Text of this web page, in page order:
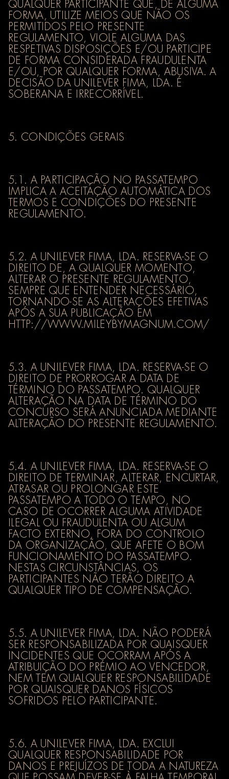
QUALQUER PARTICIPANTE QUE, DE ALGUMA
FORMA, UTILIZE MEIOS QUE NÃO OS
PERMITIDOS PELO PRESENTE
REGULAMENTO, VIOLE ALGUMA DAS
RESPETIVAS DISPOSIÇÕES E/OU PARTICIPE
DE FORMA CONSIDERADA FRAUDULENTA
E/OU, POR QUALQUER FORMA, ABUSIVA. A
DECISÃO DA UNILEVER FIMA, LDA. É
SOBERANA E IRRECORRÍVEL.
5. CONDIÇÕES GERAIS
5.1. A PARTICIPAÇÃO NO PASSATEMPO
IMPLICA A ACEITAÇÃO AUTOMÁTICA DOS
TERMOS E CONDIÇÕES DO PRESENTE
REGULAMENTO.
5.2. A UNILEVER FIMA, LDA. RESERVA-SE O
DIREITO DE, A QUALQUER MOMENTO,
ALTERAR O PRESENTE REGULAMENTO,
SEMPRE QUE ENTENDER NECESSÁRIO,
TORNANDO-SE AS ALTERAÇÕES EFETIVAS
APÓS A SUA PUBLICAÇÃO EM
HTTP://WWW.MILEYBYMAGNUM.COM/
5.3. A UNILEVER FIMA, LDA. RESERVA-SE O
DIREITO DE PRORROGAR A DATA DE
TÉRMINO DO PASSATEMPO. QUALQUER
ALTERAÇÃO NA DATA DE TÉRMINO DO
CONCURSO SERÁ ANUNCIADA MEDIANTE
ALTERAÇÃO DO PRESENTE REGULAMENTO.
5.4. A UNILEVER FIMA, LDA. RESERVA-SE O
DIREITO DE TERMINAR, ALTERAR, ENCURTAR,
ATRASAR OU PROLONGAR ESTE
PASSATEMPO A TODO O TEMPO, NO
CASO DE OCORRER ALGUMA ATIVIDADE
ILEGAL OU FRAUDULENTA OU ALGUM
FACTO EXTERNO, FORA DO CONTROLO
DA ORGANIZAÇÃO, QUE AFETE O BOM
FUNCIONAMENTO DO PASSATEMPO.
NESTAS CIRCUNSTÂNCIAS, OS
PARTICIPANTES NÃO TERÃO DIREITO A
QUALQUER TIPO DE COMPENSAÇÃO.
5.5. A UNILEVER FIMA, LDA. NÃO PODERÁ
SER RESPONSABILIZADA POR QUAISQUER
INCIDENTES QUE OCORRAM APÓS A
ATRIBUIÇÃO DO PRÉMIO AO VENCEDOR,
NEM TEM QUALQUER RESPONSABILIDADE
POR QUAISQUER DANOS FÍSICOS
SOFRIDOS PELO PARTICIPANTE.
5.6. A UNILEVER FIMA, LDA. EXCLUI
QUALQUER RESPONSABILIDADE POR
DANOS E PREJUÍZOS DE TODA A NATUREZA